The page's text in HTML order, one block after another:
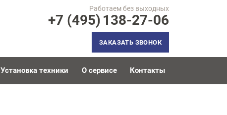
Работаем без выходных
+7 (495) 138-27-06
ЗАКАЗАТЬ ЗВОНОК
Установка техники О сервисе Контакты